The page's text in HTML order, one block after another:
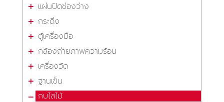
แผ่นปิดช่องว่าง
กระดิ่ง
ตู้เครื่องมือ
กล้องถ่ายภาพความร้อน
เครื่องวัด
ฐานเข็น
กบไสไม้